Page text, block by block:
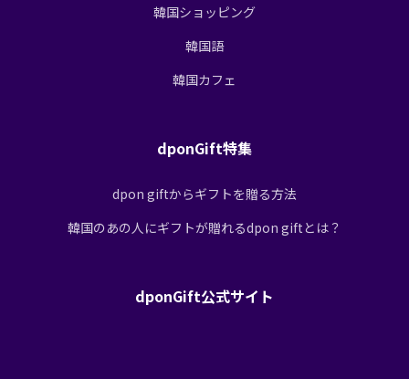
韓国ショッピング
韓国語
韓国カフェ
dponGift特集
dpon giftからギフトを贈る方法
韓国のあの人にギフトが贈れるdpon giftとは？
dponGift公式サイト